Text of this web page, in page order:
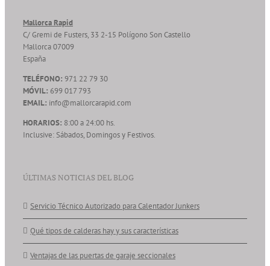
Mallorca Rapid
C/ Gremi de Fusters, 33 2-15 Polígono Son Castello
Mallorca07009
España
TELÉFONO: 971 22 79 30
MÓVIL: 699 017 793
EMAIL: info@mallorcarapid.com
HORARIOS: 8:00 a 24:00 hs.
Inclusive: Sábados, Domingos y Festivos.
ÚLTIMAS NOTICIAS DEL BLOG
Servicio Técnico Autorizado para Calentador Junkers
Qué tipos de calderas hay y sus características
Ventajas de las puertas de garaje seccionales